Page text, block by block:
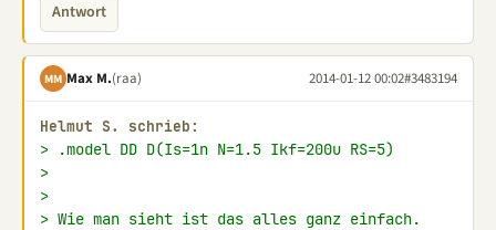
Antwort
MM Max M.(raa) 2014-01-12 00:02#3483194
Helmut S. schrieb:
> .model DD D(Is=1n N=1.5 Ikf=200u RS=5)
>
>
> Wie man sieht ist das alles ganz einfach.